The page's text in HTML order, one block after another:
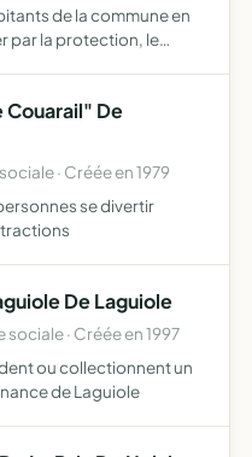
de la commune en
par la protection, le
Couarail" De
· Créée en 1979
se divertir
De Laguiole
· Créée en 1997
ou collectionnent un
de Laguiole